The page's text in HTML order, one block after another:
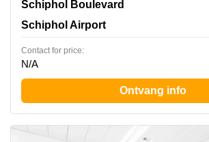
Schiphol Boulevard 127, Schiphol Airport
Schiphol Boulevard
Schiphol Airport
Contact for price:
N/A
Ontvang info